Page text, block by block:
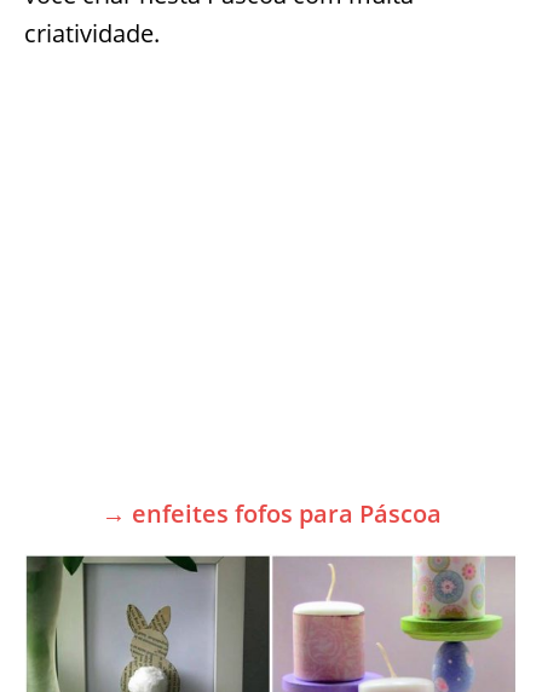
criatividade.
→ enfeites fofos para Páscoa